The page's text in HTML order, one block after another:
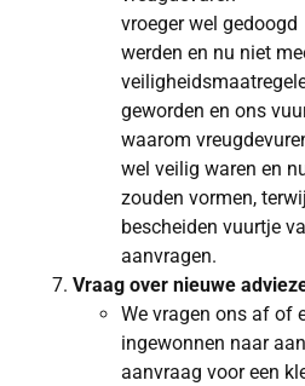
vroeger wel gedoogd
werden en nu niet
geworden en ons
waarom
wel veilig waren en
zouden vormen,
bescheiden vuurtje
aanvragen.
Vraag over nieuwe
We vragen ons af of
ingewonnen naar
aanvraag voor een